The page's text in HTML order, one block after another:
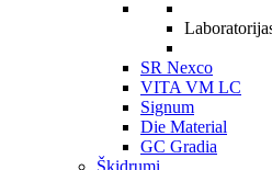
SR Nexco
VITA VM LC
Signum
Die Material
GC Gradia